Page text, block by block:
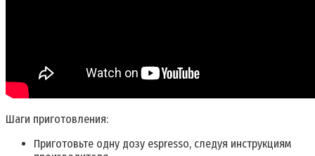
Шаги приготовления:
Приготовьте одну дозу espresso, следуя инструкциям